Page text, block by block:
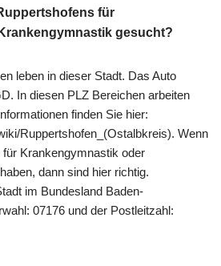
für
gesucht?
leben in dieser Stadt. Das Auto
In diesen PLZ Bereichen arbeiten
finden Sie hier:
Ruppertshofen_(Ostalbkreis). Wenn
für Krankengymnastik oder
dann sind hier richtig.
im Bundesland Baden-
07176 und der Postleitzahl: